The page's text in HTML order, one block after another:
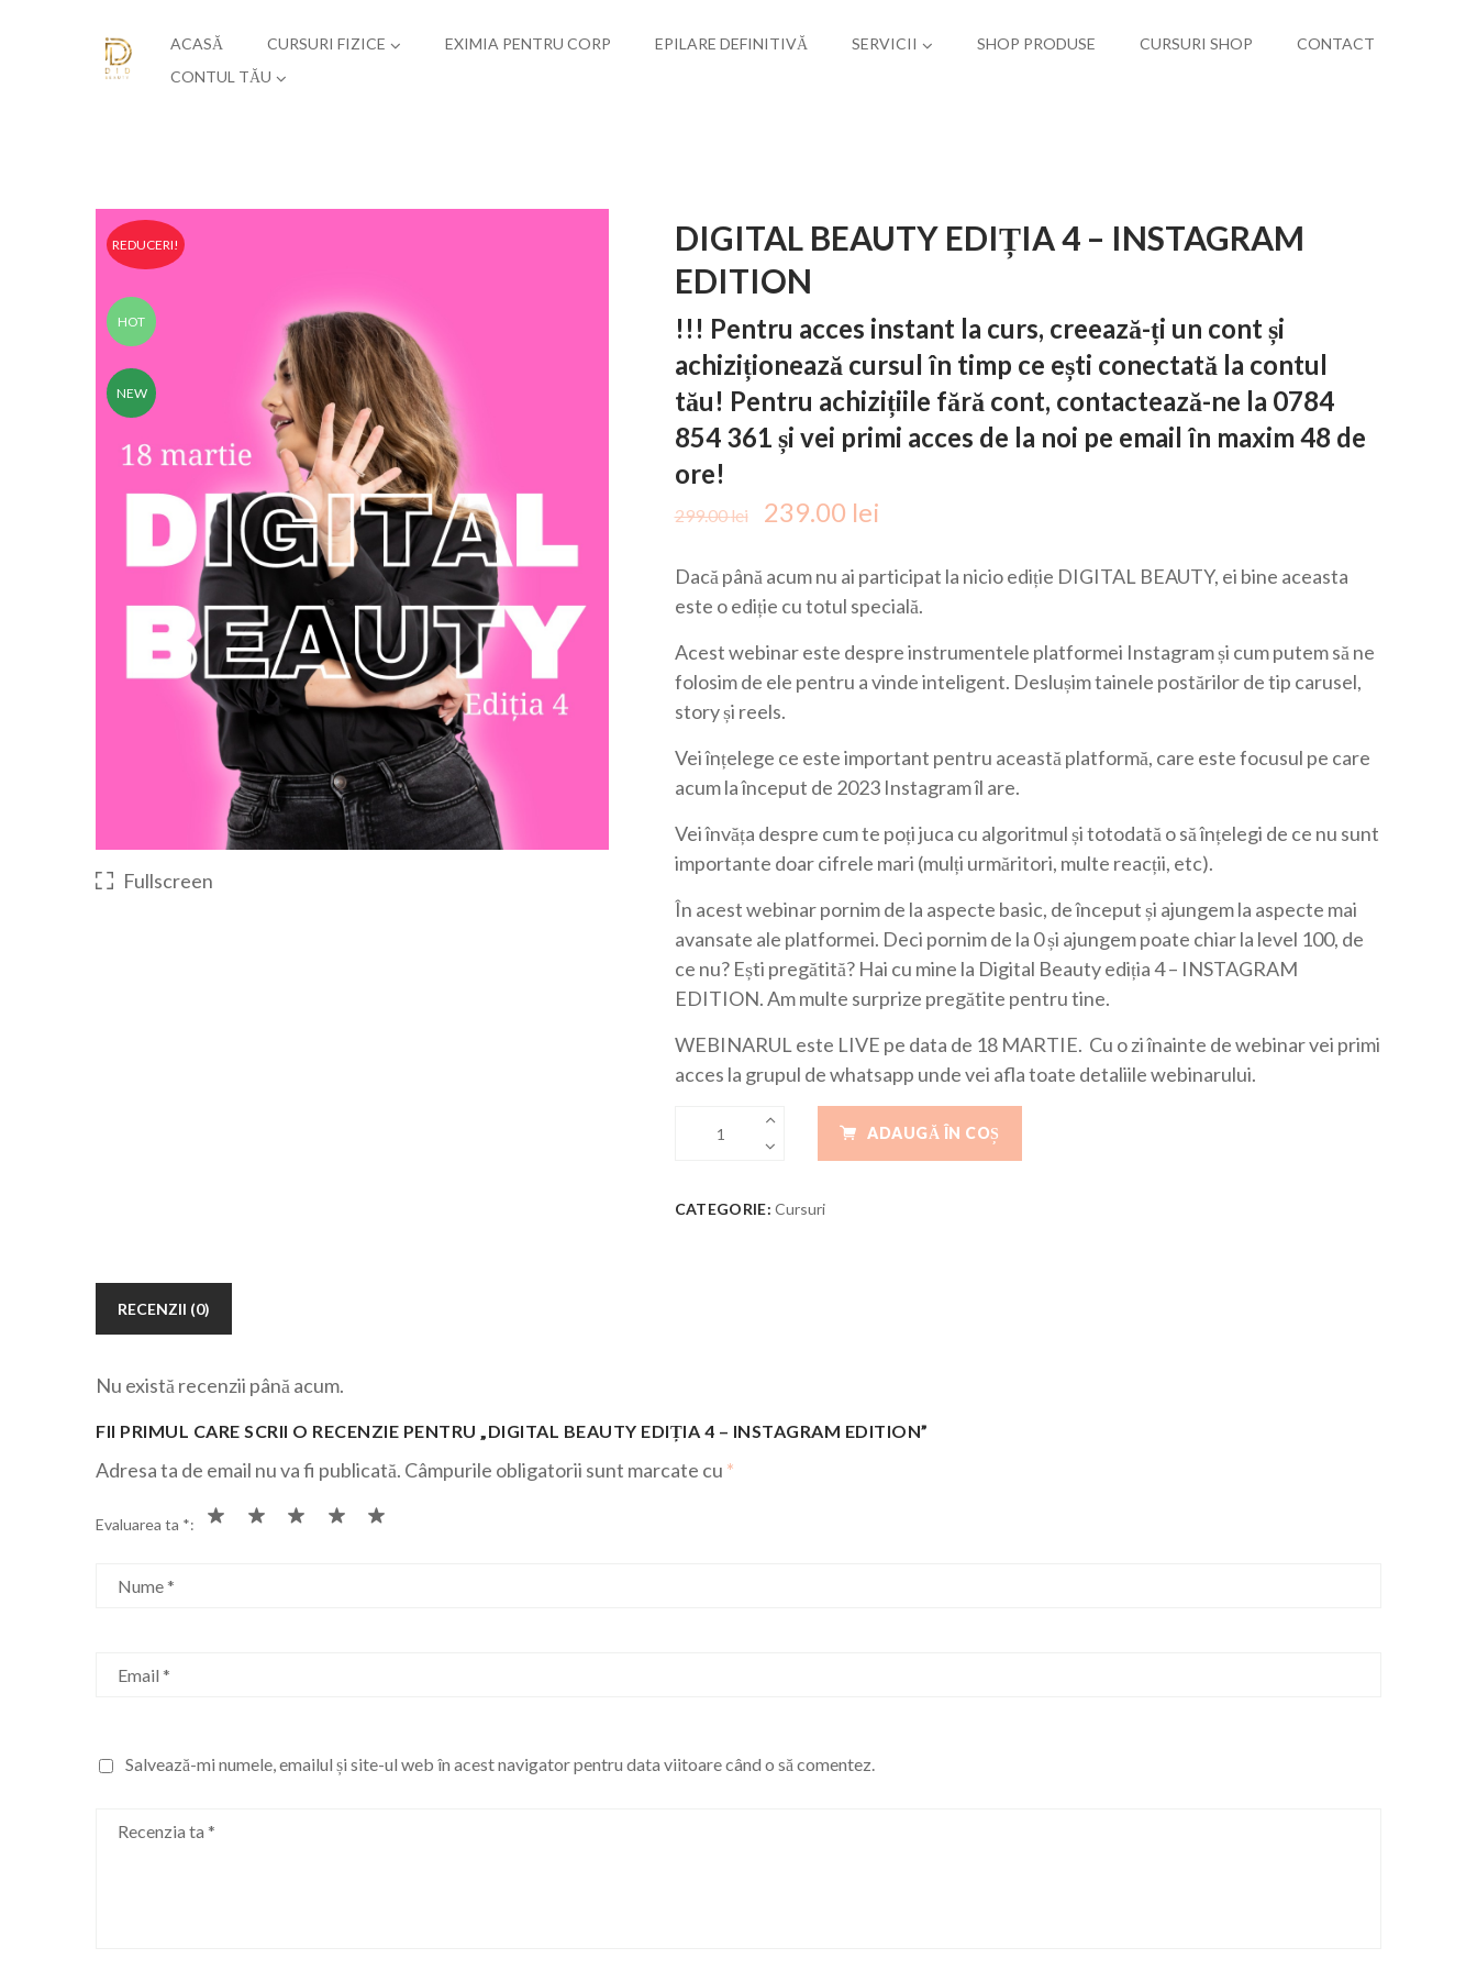
ACASĂ CURSURI FIZICE EXIMIA PENTRU CORP EPILARE DEFINITIVĂ SERVICII SHOP PRODUSE CURSURI SHOP
CONTACT
CONTUL TĂU
REDUCERI!
HOT
NEW
Fullscreen
DIGITAL BEAUTY EDIȚIA 4 – INSTAGRAM
EDITION
!!! Pentru acces instant la curs, creează-ți un cont și
achiziționează cursul în timp ce ești conectată la contul
tău! Pentru achizițiile fără cont, contactează-ne la 0784
854 361 și vei primi acces de la noi pe email în maxim 48 de
ore!
299.00lei Prețul inițial a fost: 299.00 lei.
239.00 lei
Dacă până acum nu ai participat la nicio ediție DIGITAL BEAUTY, ei bine aceasta
este o ediție cu totul specială.
Acest webinar este despre instrumentele platformei Instagram și cum putem să ne
folosim de ele pentru a vinde inteligent. Deslușim tainele postărilor de tip carusel,
story și reels.
Vei înțelege ce este important pentru această platformă, care este focusul pe care
acum la început de 2023 Instagram îl are.
Vei învăța despre cum te poți juca cu algoritmul și totodată o să înțelegi de ce nu sunt
importante doar cifrele mari (mulți urmăritori, multe reacții, etc).
În acest webinar pornim de la aspecte basic, de început și ajungem la aspecte mai
avansate ale platformei. Deci pornim de la 0 și ajungem poate chiar la level 100, de
ce nu? Ești pregătită? Hai cu mine la Digital Beauty ediția 4 – INSTAGRAM
EDITION. Am multe surprize pregătite pentru tine.
WEBINARUL este LIVE pe data de 18 MARTIE. Cu o zi înainte de webinar vei primi
acces la grupul de whatsapp unde vei afla toate detaliile webinarului.
ADAUGĂ ÎN COȘ
CATEGORIE:Cursuri
RECENZII (0)
Nu există recenzii până acum.
FII PRIMUL CARE SCRII O RECENZIE PENTRU „DIGITAL BEAUTY EDIȚIA 4 – INSTAGRAM EDITION”
Adresa ta de email nu va fi publicată. Câmpurile obligatorii sunt marcate cu *
Evaluarea ta *
Recenzia ta *
Nume*
Email *
Salvează-mi numele, emailul și site-ul web în acest navigator pentru data viitoare când o să comentez.